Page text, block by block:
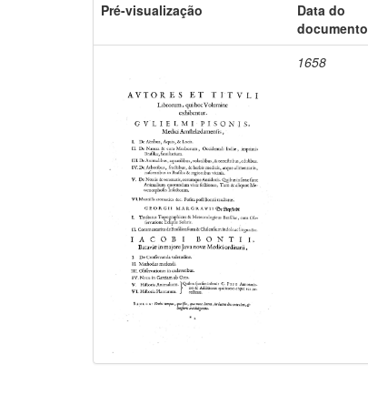
Pré-visualização
Data do
documento
1658